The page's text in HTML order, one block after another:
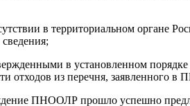
в территориальном органе
в установленном
отходов из перечня, заявленного
ПНООЛР прошло успешно